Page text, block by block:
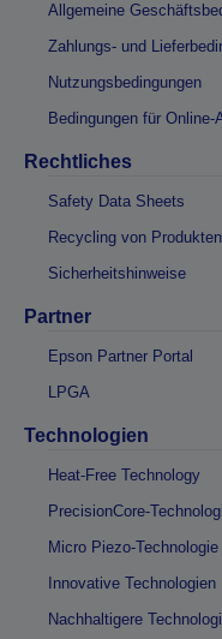
Allgemeine
Zahlungs- und
Nutzungsbedingungen
Bedingungen für Online-
Rechtliches
Safety Data Sheets
Recycling von Produkten
Sicherheitshinweise
Partner
Epson Partner Portal
LPGA
Technologien
Heat-Free Technology
PrecisionCore-
Micro Piezo-Technologie
Innovative Technologien
Nachhaltigere